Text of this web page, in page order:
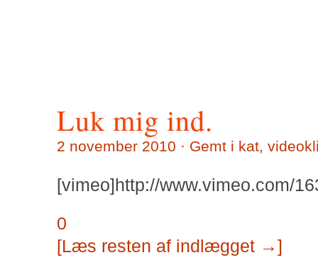
Luk mig ind.
2 november 2010 · Gemt i kat,
[vimeo]http://www.vimeo.com/
0
[Læs resten af indlægget →]